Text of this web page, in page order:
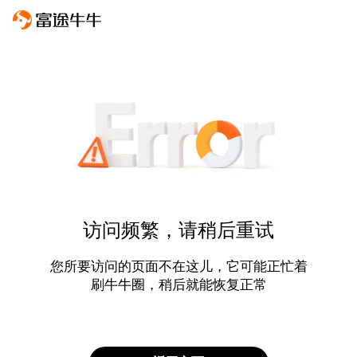
访问频繁，请稍后重试
您所要访问的页面不在这儿，它可能正忙着
刷牛牛圈，稍后就能恢复正常